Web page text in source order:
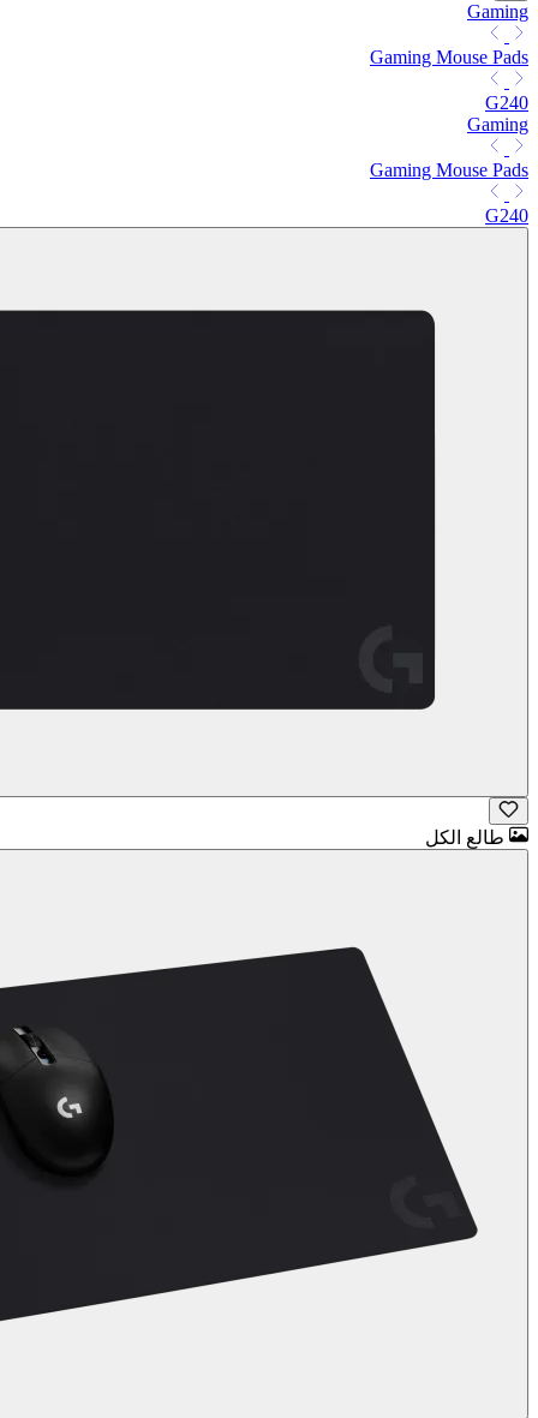
Gaming
Gaming Mouse Pads
G240
Gaming
Gaming Mouse Pads
G240
طالع الكل